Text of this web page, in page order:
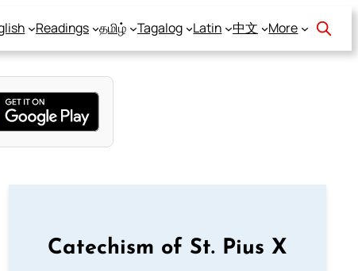
Readings தமிழ் Tagalog Latin 中文 More
Catechism of St. Pius X